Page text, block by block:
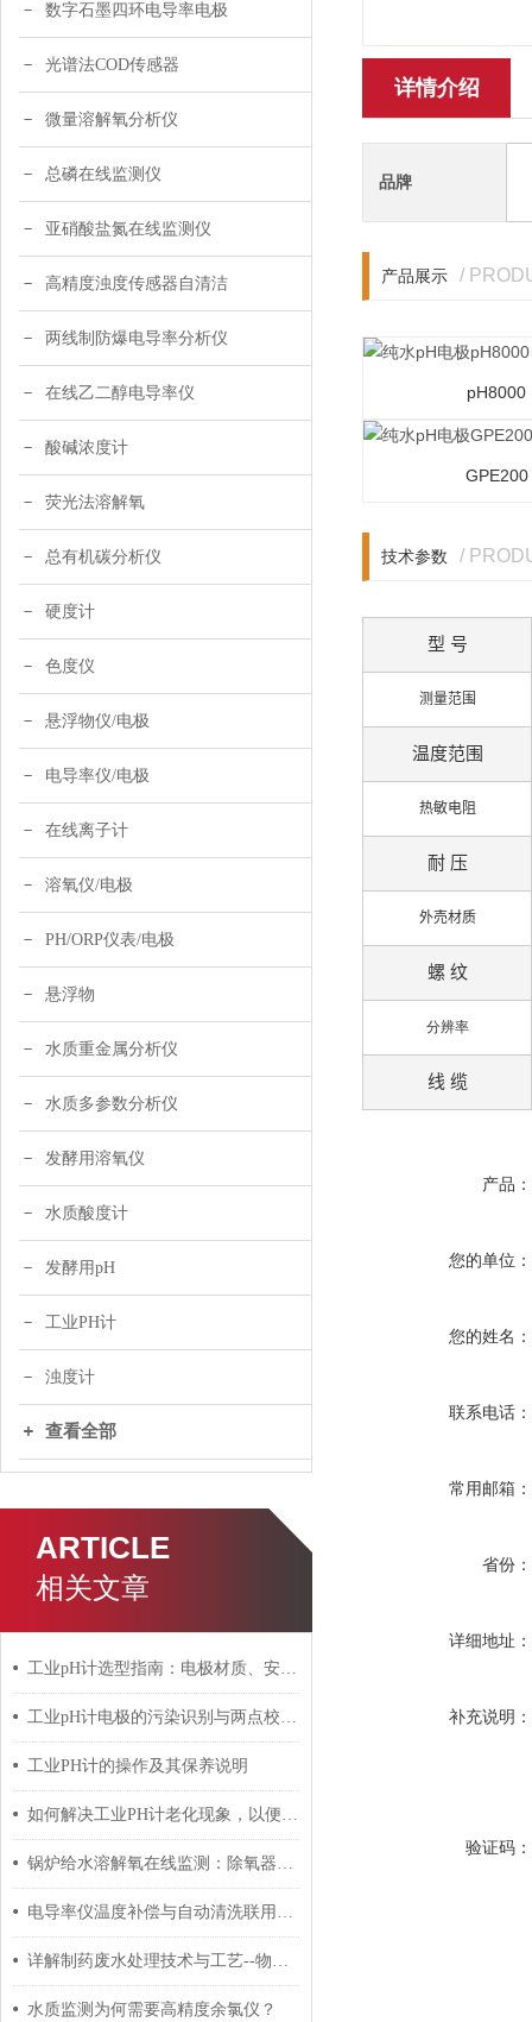
数字石墨四环电导率电极
光谱法COD传感器
微量溶解氧分析仪
总磷在线监测仪
亚硝酸盐氮在线监测仪
高精度浊度传感器自清洁
两线制防爆电导率分析仪
在线乙二醇电导率仪
酸碱浓度计
荧光法溶解氧
总有机碳分析仪
硬度计
色度仪
悬浮物仪/电极
电导率仪/电极
在线离子计
溶氧仪/电极
PH/ORP仪表/电极
悬浮物
水质重金属分析仪
水质多参数分析仪
发酵用溶氧仪
水质酸度计
发酵用pH
工业PH计
浊度计
查看全部
ARTICLE
相关文章
工业pH计选型指南：电极材质、安装方式和维护周期全对比
工业pH计电极的污染识别与两点校准实操步骤
工业PH计的操作及其保养说明
如何解决工业PH计老化现象，以便延长使用寿命
锅炉给水溶解氧在线监测：除氧器防腐蚀技术全解析
电导率仪温度补偿与自动清洗联用：锅炉给水监测方案
详解制药废水处理技术与工艺--物化处理、化学处理、生化处理
水质监测为何需要高精度余氯仪？
详情介绍
品牌
产品展示 /
pH8000
GPE200
技术参数 /
型 号
测量范围
温度范围
热敏电阻
耐 压
外売材质
螺 纹
分辨率
线 缆
产品：
您的单位：
您的姓名：
联系电话：
常用邮箱：
省份：
详细地址：
补充说明：
验证码：